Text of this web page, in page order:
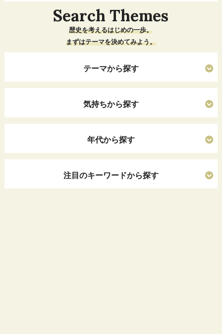
Search Themes
歴史を考えるはじめの一歩。
まずはテーマを決めてみよう。
テーマから探す
気持ちから探す
年代から探す
注目のキーワードから探す